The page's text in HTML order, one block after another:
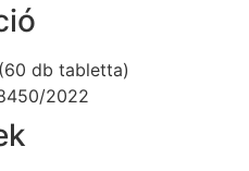
db tabletta)
2022